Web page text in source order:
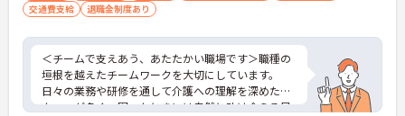
交通費支給
退職金制度あり
＜チームで支えあう、あたたかい職場です＞職種の
垣根を越えたチームワークを大切にしています。
日々の業務や研修を通して介護への理解を深めたス
タッフが多く、困ったときには自然と助け合える風